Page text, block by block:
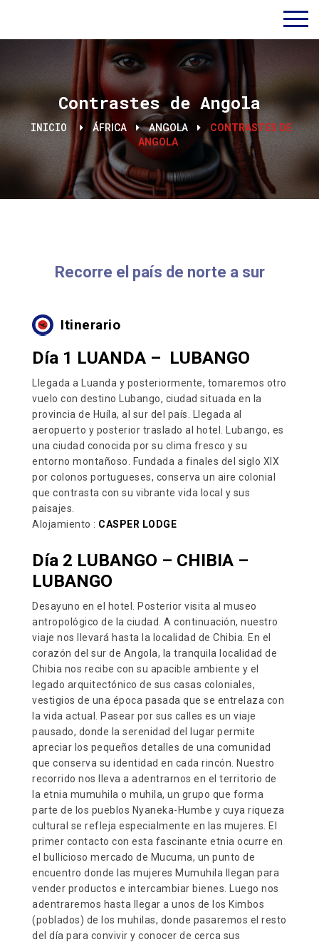
Contrastes de Angola
INICIO ÁFRICA ANGOLA
CONTRASTES DE
ANGOLA
Recorre el país de norte a sur
Itinerario
Día 1 LUANDA – LUBANGO
Llegada a Luanda y posteriormente, tomaremos otro
vuelo con destino Lubango, ciudad situada en la
provincia de Huíla, al sur del país. Llegada al
aeropuerto y posterior traslado al hotel. Lubango, es
una ciudad conocida por su clima fresco y su
entorno montañoso. Fundada a finales del siglo XIX
por colonos portugueses, conserva un aire colonial
que contrasta con su vibrante vida local y sus
paisajes.
Alojamiento : CASPER LODGE
Día 2 LUBANGO – CHIBIA –
LUBANGO
Desayuno en el hotel. Posterior visita al museo
antropológico de la ciudad. A continuación, nuestro
viaje nos llevará hasta la localidad de Chibia. En el
corazón del sur de Angola, la tranquila localidad de
Chibia nos recibe con su apacible ambiente y el
legado arquitectónico de sus casas coloniales,
vestigios de una época pasada que se entrelaza con
la vida actual. Pasear por sus calles es un viaje
pausado, donde la serenidad del lugar permite
apreciar los pequeños detalles de una comunidad
que conserva su identidad en cada rincón. Nuestro
recorrido nos lleva a adentrarnos en el territorio de
la etnia mumuhila o muhila, un grupo que forma
parte de los pueblos Nyaneka-Humbe y cuya riqueza
cultural se refleja especialmente en las mujeres. El
primer contacto con esta fascinante etnia ocurre en
el bullicioso mercado de Mucuma, un punto de
encuentro donde las mujeres Mumuhila llegan para
vender productos e intercambiar bienes. Luego nos
adentraremos hasta llegar a unos de los Kimbos
(poblados) de los muhilas, donde pasaremos el resto
del día para convivir y conocer de cerca sus